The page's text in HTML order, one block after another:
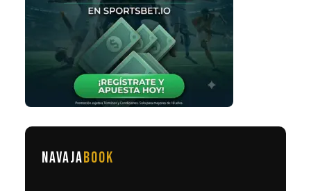
NAVAJABOOK